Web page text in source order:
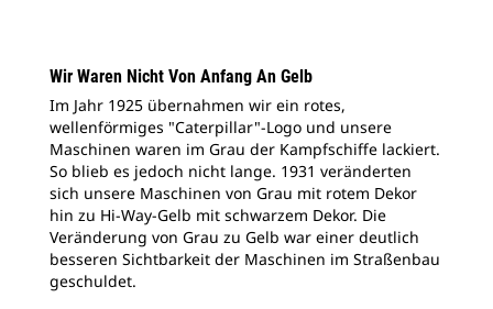
Wir Waren Nicht Von Anfang An Gelb
Im Jahr 1925 übernahmen wir ein rotes,
wellenförmiges "Caterpillar"-Logo und unsere
Maschinen waren im Grau der Kampfschiffe lackiert.
So blieb es jedoch nicht lange. 1931 veränderten
sich unsere Maschinen von Grau mit rotem Dekor
hin zu Hi-Way-Gelb mit schwarzem Dekor. Die
Veränderung von Grau zu Gelb war einer deutlich
besseren Sichtbarkeit der Maschinen im Straßenbau
geschuldet.